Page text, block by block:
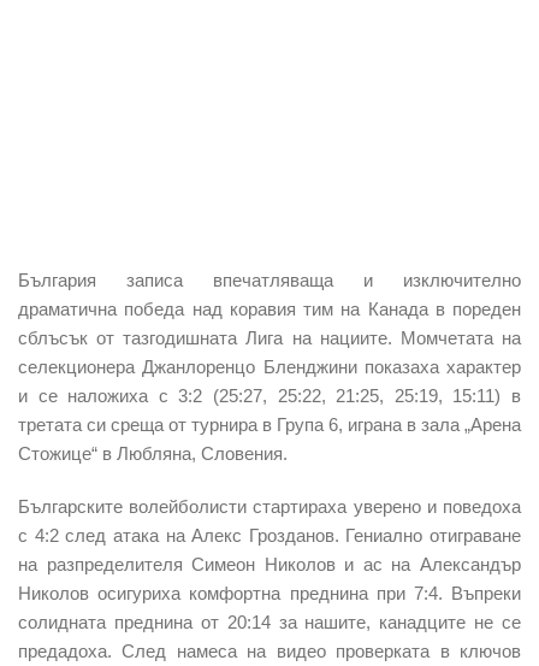
България записа впечатляваща и изключително
драматична победа над коравия тим на Канада в пореден
сблъсък от тазгодишната Лига на нациите. Момчетата на
селекционера Джанлоренцо Бленджини показаха характер
и се наложиха с 3:2 (25:27, 25:22, 21:25, 25:19, 15:11) в
третата си среща от турнира в Група 6, играна в зала „Арена
Стожице“ в Любляна, Словения.
Българските волейболисти стартираха уверено и поведоха
с 4:2 след атака на Алекс Грозданов. Гениално отиграване
на разпределителя Симеон Николов и ас на Александър
Николов осигуриха комфортна преднина при 7:4. Въпреки
солидната преднина от 20:14 за нашите, канадците не се
предадоха. След намеса на видео проверката в ключов